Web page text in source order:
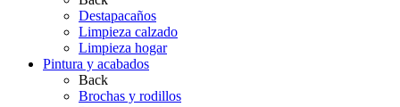
Destapacaños
Limpieza calzado
Limpieza hogar
Pintura y acabados
Back
Brochas y rodillos